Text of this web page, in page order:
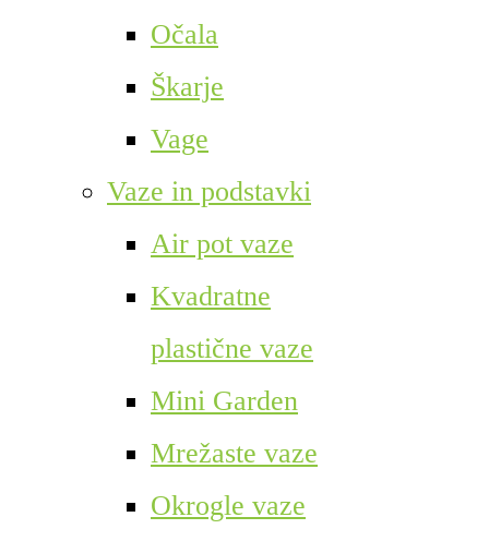
Očala
Škarje
Vage
Vaze in podstavki
Air pot vaze
Kvadratne
plastične vaze
Mini Garden
Mrežaste vaze
Okrogle vaze